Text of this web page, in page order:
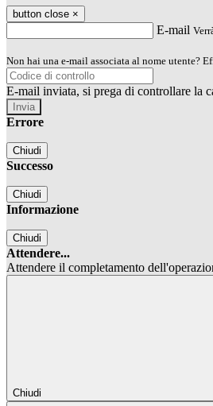
button close ×
E-mail
Non hai una e-mail associata al nome utente?
E-mail inviata, si prega di controllare la
Errore
Chiudi
Successo
Chiudi
Informazione
Chiudi
Attendere...
Attendere il completamento
Chiudi